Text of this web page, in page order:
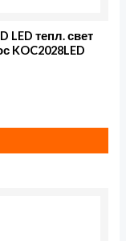
LED тепл. свет
KOC2028LED